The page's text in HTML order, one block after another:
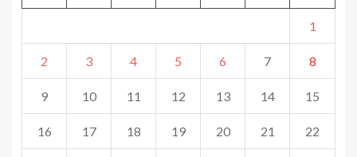
1
2 3 4 5 6 7 8
9 10 11 12 13 14 15
16 17 18 19 20 21 22